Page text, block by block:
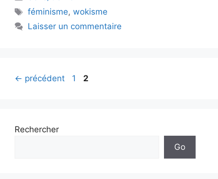
Étiquettes
féminisme,wokisme
Laisser un commentaire
← précédent Page
1 Page
2
Rechercher
Go